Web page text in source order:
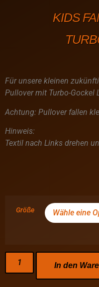
KIDS
Für unsere kleinen
Pullover mit Turbo-Gockel
Achtung: Pullover fallen
Hinweis:
Textil nach Links drehen
Größe
In den